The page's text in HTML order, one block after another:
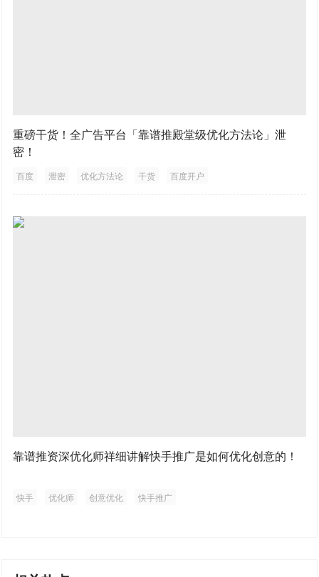
重磅干货！全广告平台「靠谱推殿堂级优化方法论」泄
密！
百度 泄密 优化方法论 干货 百度开户
靠谱推资深优化师祥细讲解快手推广是如何优化创意的！
快手 优化师 创意优化 快手推广